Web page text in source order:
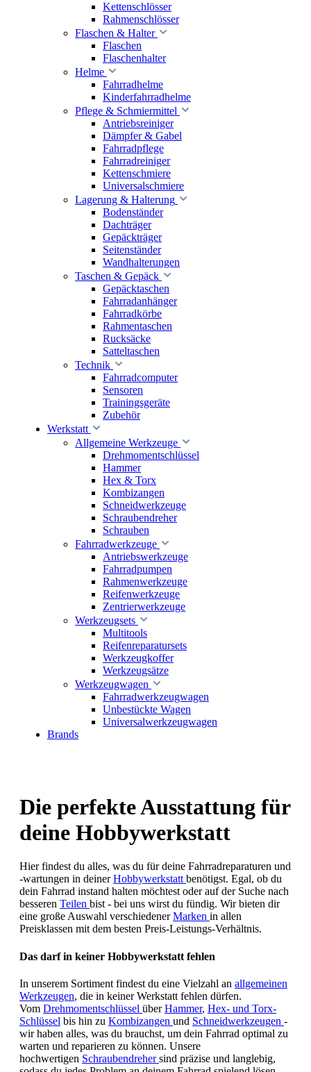
Kettenschlösser
Rahmenschlösser
Flaschen & Halter
Flaschen
Flaschenhalter
Helme
Fahrradhelme
Kinderfahrradhelme
Pflege & Schmiermittel
Antriebsreiniger
Dämpfer & Gabel
Fahrradpflege
Fahrradreiniger
Kettenschmiere
Universalschmiere
Lagerung & Halterung
Bodenständer
Dachträger
Gepäckträger
Seitenständer
Wandhalterungen
Taschen & Gepäck
Gepäcktaschen
Fahrradanhänger
Fahrradkörbe
Rahmentaschen
Rucksäcke
Satteltaschen
Technik
Fahrradcomputer
Sensoren
Trainingsgeräte
Zubehör
Werkstatt
Allgemeine Werkzeuge
Drehmomentschlüssel
Hammer
Hex & Torx
Kombizangen
Schneidwerkzeuge
Schraubendreher
Schrauben
Fahrradwerkzeuge
Antriebswerkzeuge
Fahrradpumpen
Rahmenwerkzeuge
Reifenwerkzeuge
Zentrierwerkzeuge
Werkzeugsets
Multitools
Reifenreparatursets
Werkzeugkoffer
Werkzeugsätze
Werkzeugwagen
Fahrradwerkzeugwagen
Unbestückte Wagen
Universalwerkzeugwagen
Brands
Die perfekte Ausstattung für
deine Hobbywerkstatt
Hier findest du alles, was du für deine Fahrradreparaturen und
-wartungen in deinerHobbywerkstattbenötigst. Egal, ob du
dein Fahrrad instand halten möchtest oder auf der Suche nach
besseren Teilen bist - bei uns wirst du fündig. Wir bieten dir
eine große Auswahl verschiedenerMarken in allen
Preisklassen mit dem besten Preis-Leistungs-Verhältnis.
Das darf in keiner Hobbywerkstatt fehlen
In unserem Sortiment findest du eine Vielzahl an allgemeinen
Werkzeugen, die in keiner Werkstatt fehlen dürfen.
Vom Drehmomentschlüssel überHammer, Hex- und Torx-
Schlüssel bis hin zu Kombizangen und Schneidwerkzeugen -
wir haben alles, was du brauchst, um dein Fahrrad optimal zu
warten und reparieren zu können. Unsere
hochwertigen Schraubendrehersind präzise und langlebig,